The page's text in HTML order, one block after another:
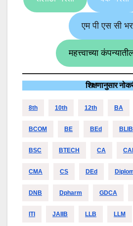
एम पी एस सी
महत्त्वाच्या
शिक्षणानुसार
8th 10th 12th BA
BCOM BE BEd BLIB
BSC BTECH CA
CMA CS DEd
DNB Dpharm GDCA
ITI JAIIB LLB LLM